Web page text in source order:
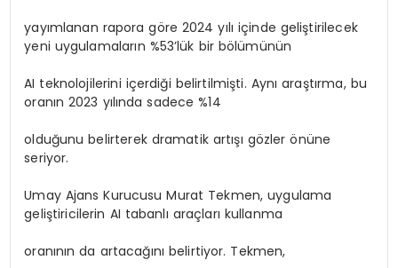
yayımlanan rapora göre 2024 yılı içinde geliştirilecek
yeni uygulamaların %53’lük bir bölümünün
AI teknolojilerini içerdiği belirtilmişti. Aynı araştırma, bu
oranın 2023 yılında sadece %14
olduğunu belirterek dramatik artışı gözler önüne
seriyor.
Umay Ajans Kurucusu Murat Tekmen, uygulama
geliştiricilerin AI tabanlı araçları kullanma
oranının da artacağını belirtiyor. Tekmen,